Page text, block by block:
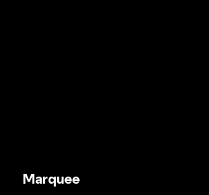
Marquee